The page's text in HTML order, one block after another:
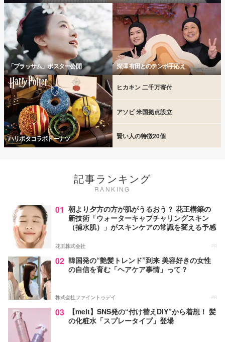
「ブラッサム」ポスター公開 深澤 有田とのテンポ手応え
ハリポタコラボドーナツ
ヒカキン 二千万寄付
アソビ 米国拠点設立
賢い人の特徴20個
記事ランキング
RANKING
01 朝より夕方の方が肌がうるおう？ 花王構築の
新技術「ウォーターキャプチャリングスキン
（捕水肌）」がスキンケアの常識を変える予感
花王株式会社 PR
02 韓国発の“艶髪トレンド”到来 美容好きの女性
の自信を育む「ヘアケア事情」って？
株式会社ファイントゥデイ PR
03
【melt】SNS発の“付け替えDIY”から着想！ 髪
の化粧水「スプレータイプ」登場